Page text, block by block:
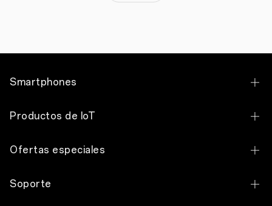
Smartphones
OPPO Find X9 Ultra
OPPO Reno16 FS 5G
Productos de IoT
OPPO Pad 5
OPPO Pad Air
Ofertas especiales
Descuento de estudiantes
Soporte